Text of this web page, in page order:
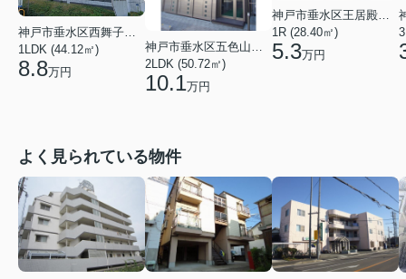
1LDK (44.12㎡)
8.8万円
神戸市垂水区五色山２丁目
2LDK (50.72㎡)
10.1万円
神戸市垂水区王居殿１丁目
1R (28.40㎡)
5.3万円
よく見られている物件